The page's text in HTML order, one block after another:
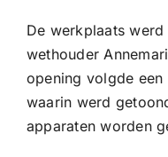
De werkplaats
wethouder
opening volgde
waarin werd
apparaten worden